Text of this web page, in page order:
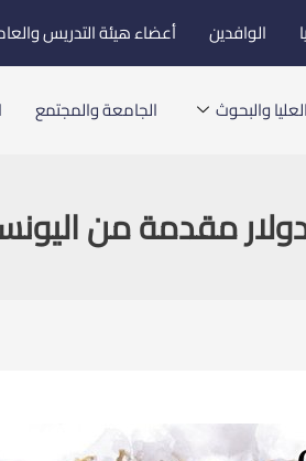
الوافدين أعضاء هيئة التدريس
والبحوث الجامعة والمجتمع